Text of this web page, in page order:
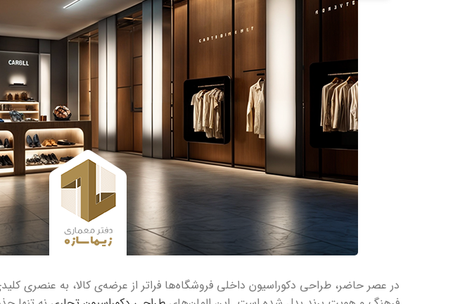
در عصر حاضر، طراحی دکوراسیون داخلی فروشگاه‌ها فراتر از عرضه‌ی کالا، به عنصری